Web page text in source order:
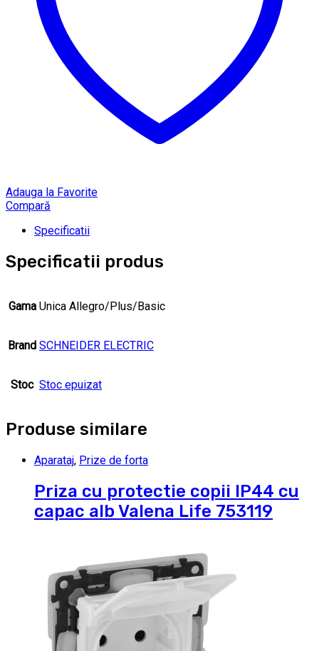
Adauga la Favorite
Compară
Specificatii
Specificatii produs
Gama Unica Allegro/Plus/Basic
Brand SCHNEIDER ELECTRIC
Stoc Stoc epuizat
Produse similare
Aparataj, Prize de forta
Priza cu protectie copii IP44 cu
capac alb Valena Life 753119